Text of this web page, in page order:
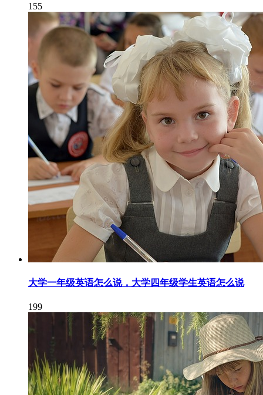
155
大学一年级英语怎么说，大学四年级学生英语怎么说
199